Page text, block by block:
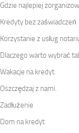
Gdzie najlepiej
Kredyty bez zaświadczeń
Korzystanie z usług
Dlaczego warto wybrać
Wakacje na kredyt.
Oszczędzaj z nami.
Zadłużenie
Dom na kredyt.